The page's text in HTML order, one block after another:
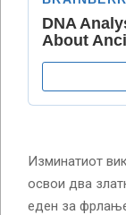
Изминатиот
освои два
еден за